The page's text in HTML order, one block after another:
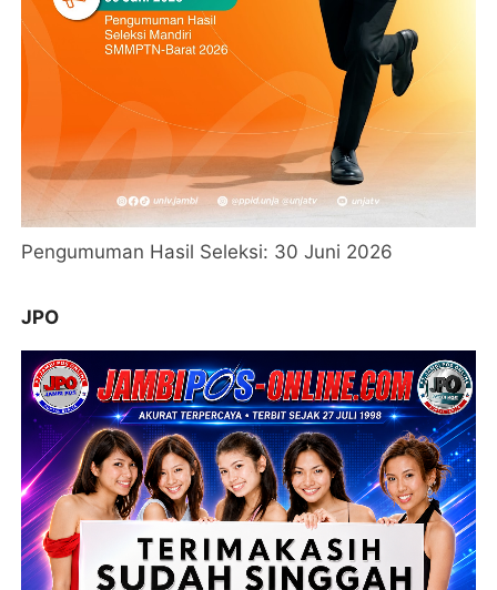
Pengumuman Hasil Seleksi: 30 Juni 2026
JPO